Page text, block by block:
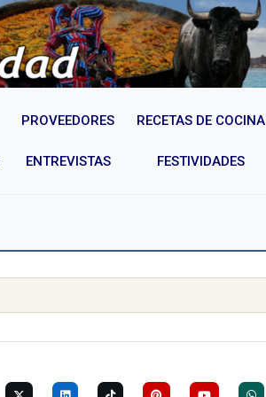
PROVEEDORES RECETAS DE COCINA
ENTREVISTAS FESTIVIDADES